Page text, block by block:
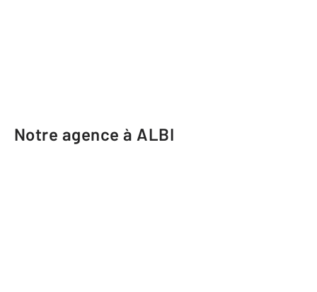
Notre agence à ALBI